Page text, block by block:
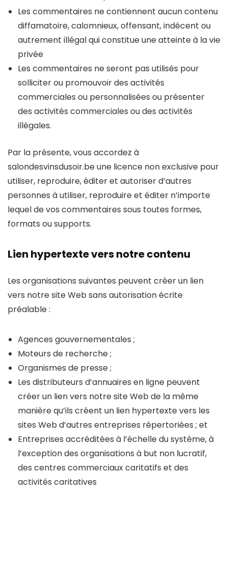
Les commentaires ne contiennent aucun contenu
diffamatoire, calomnieux, offensant, indécent ou
autrement illégal qui constitue une atteinte à la vie
privée
Les commentaires ne seront pas utilisés pour
solliciter ou promouvoir des activités
commerciales ou personnalisées ou présenter
des activités commerciales ou des activités
illégales.
Par la présente, vous accordez à
salondesvinsdusoir.be une licence non exclusive pour
utiliser, reproduire, éditer et autoriser d’autres
personnes à utiliser, reproduire et éditer n’importe
lequel de vos commentaires sous toutes formes,
formats ou supports.
Lien hypertexte vers notre contenu
Les organisations suivantes peuvent créer un lien
vers notre site Web sans autorisation écrite
préalable :
Agences gouvernementales ;
Moteurs de recherche ;
Organismes de presse ;
Les distributeurs d’annuaires en ligne peuvent
créer un lien vers notre site Web de la même
manière qu’ils créent un lien hypertexte vers les
sites Web d’autres entreprises répertoriées ; et
Entreprises accréditées à l’échelle du système, à
l’exception des organisations à but non lucratif,
des centres commerciaux caritatifs et des
activités caritatives